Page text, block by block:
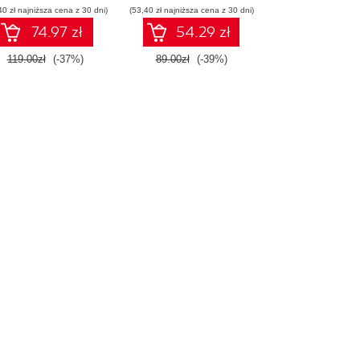
zł najniższa cena z 30 dni)
74.97 zł
119.00zł (-37%)
(53,40 zł najniższa cena z 30 dni)
54.29 zł
89.00zł (-39%)